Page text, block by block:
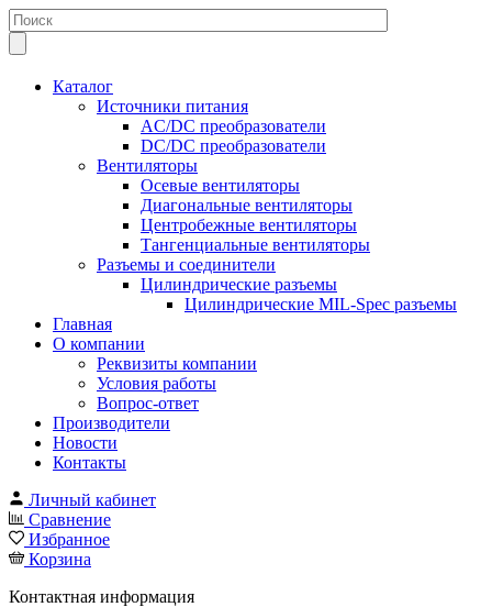
Каталог
Источники питания
AC/DC преобразователи
DC/DC преобразователи
Вентиляторы
Осевые вентиляторы
Диагональные вентиляторы
Центробежные вентиляторы
Тангенциальные вентиляторы
Разъемы и соединители
Цилиндрические разъемы
Цилиндрические MIL-Spec разъемы
Главная
О компании
Реквизиты компании
Условия работы
Вопрос-ответ
Производители
Новости
Контакты
Личный кабинет
Сравнение
Избранное
Корзина
Контактная информация